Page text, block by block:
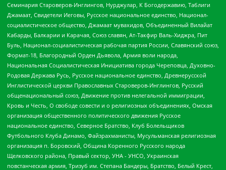
Семинария Староверов-Инглингов, Нурджулар, К Богодержавию, Таблиги
Джамаат, Свидетели Иеговы, Русское национальное единство, Национал-
социалистическое общество, Джамаат мувахидов, Объединенный Вилайат
Кабарды, Балкарии и Карачая, Союз славян, Ат-Такфир Валь-Хиджра, Пит
Буль, Национал-социалистическая рабочая партия России, Славянский союз,
Формат-18, Благородный Орден Дьявола, Армия воли народа,
Национальная Социалистическая Инициатива города Череповца, Духовно-
Родовая Держава Русь, Русское национальное единство, Древнерусской
Инглистической церкви Православных Староверов-Инглингов, Русский
общенациональный союз, Движение против нелегальной иммиграции,
Кровь и Честь, О свободе совести и о религиозных объединениях, Омская
организация общественного политического движения Русское
национальное единство, Северное Братство, Клуб Болельщиков
Футбольного Клуба Динамо, Файзрахманисты, Мусульманская религиозная
организация п. Боровский, Община Коренного Русского народа
Щелковского района, Правый сектор, УНА - УНСО, Украинская
повстанческая армия, Тризуб им. Степана Бандеры, Братство, Белый Крест,